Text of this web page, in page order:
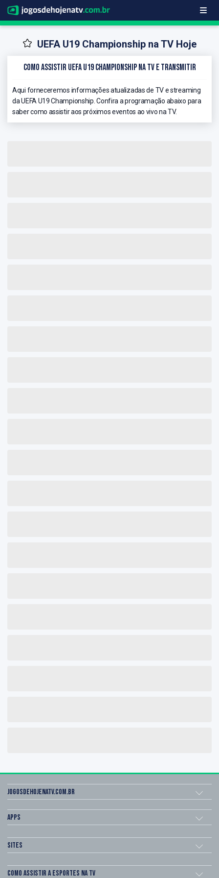
UEFA U19 Championship na TV Hoje
Como Assistir UEFA U19 Championship na TV e Transmitir
Aqui forneceremos informações atualizadas de TV e streaming
da UEFA U19 Championship. Confira a programação abaixo para
saber como assistir aos próximos eventos ao vivo na TV.
Jogosdehojenatv.com.br
Apps
Sites
Como assistir a esportes na TV